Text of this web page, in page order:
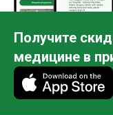
Получите
медицине в